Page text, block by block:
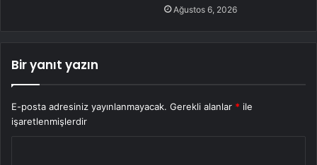
Ağustos 6, 2026
Bir yanıt yazın
E-posta adresiniz yayınlanmayacak. Gerekli alanlar * ile
işaretlenmişlerdir